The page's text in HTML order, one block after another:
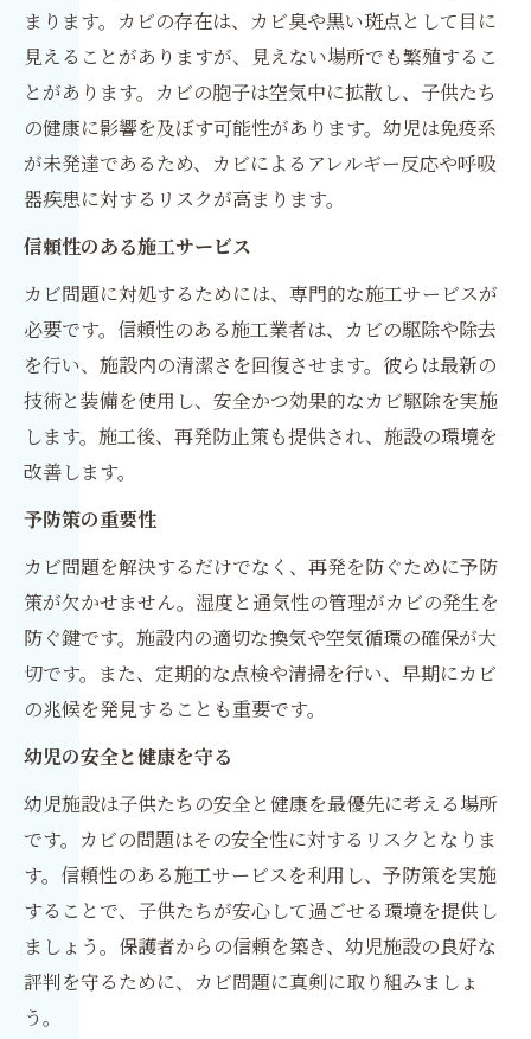
まります。カビの存在は、カビ臭や黒い斑点として目に
見えることがありますが、見えない場所でも繁殖するこ
とがあります。カビの胞子は空気中に拡散し、子供たち
の健康に影響を及ぼす可能性があります。幼児は免疫系
が未発達であるため、カビによるアレルギー反応や呼吸
器疾患に対するリスクが高まります。
信頼性のある施工サービス
カビ問題に対処するためには、専門的な施工サービスが
必要です。信頼性のある施工業者は、カビの駆除や除去
を行い、施設内の清潔さを回復させます。彼らは最新の
技術と装備を使用し、安全かつ効果的なカビ駆除を実施
します。施工後、再発防止策も提供され、施設の環境を
改善します。
予防策の重要性
カビ問題を解決するだけでなく、再発を防ぐために予防
策が欠かせません。湿度と通気性の管理がカビの発生を
防ぐ鍵です。施設内の適切な換気や空気循環の確保が大
切です。また、定期的な点検や清掃を行い、早期にカビ
の兆候を発見することも重要です。
幼児の安全と健康を守る
幼児施設は子供たちの安全と健康を最優先に考える場所
です。カビの問題はその安全性に対するリスクとなりま
す。信頼性のある施工サービスを利用し、予防策を実施
することで、子供たちが安心して過ごせる環境を提供し
ましょう。保護者からの信頼を築き、幼児施設の良好な
評判を守るために、カビ問題に真剣に取り組みましょ
う。